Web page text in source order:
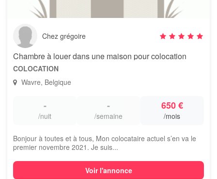
Chez grégoire
Chambre à louer dans une maison pour colocation
COLOCATION
Wavre, Belgique
-
/nuit
-
/semaine
650 €
/mois
Bonjour à toutes et à tous, Mon colocataire actuel s’en va le
premier novembre 2021. Je suis...
Voir l'annonce